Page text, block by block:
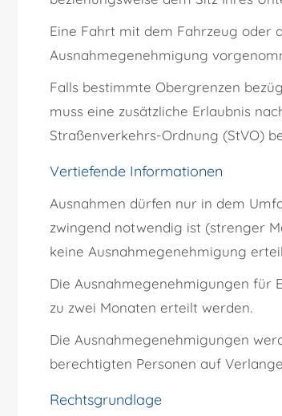
Eine Fahrt mit dem Fahrzeug oder
Ausnahmegenehmigung
Falls bestimmte Obergrenzen
muss eine zusätzliche Erlaubnis
Straßenverkehrs-Ordnung (StVO)
Vertiefende Informationen
Ausnahmen dürfen nur in dem
zwingend notwendig ist (strenger
keine Ausnahmegenehmigung
Die Ausnahmegenehmigungen für
zu zwei Monaten erteilt werden.
Die Ausnahmegenehmigungen
berechtigten Personen auf
Rechtsgrundlage